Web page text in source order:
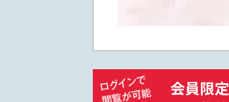
会員限定